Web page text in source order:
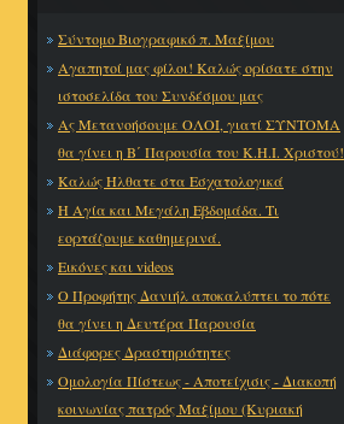
Σύντομο Βιογραφικό π. Μαξίμου
Αγαπητοί μας φίλοι! Καλώς ορίσατε στην
ιστοσελίδα του Συνδέσμου μας
Ας Μετανοήσουμε ΟΛΟΙ, γιατί ΣΥΝΤΟΜΑ
θα γίνει η Β΄ Παρουσία του Κ.Η.Ι. Χριστού!
Καλώς Ήλθατε στα Εσχατολογικά
Η Αγία και Μεγάλη Εβδομάδα. Τι
εορτάζουμε καθημερινά.
Εικόνες και videos
Ο Προφήτης Δανιήλ αποκαλύπτει το πότε
θα γίνει η Δευτέρα Παρουσία
Διάφορες Δραστηριότητες
Ομολογία Πίστεως - Αποτείχισις - Διακοπή
κοινωνίας πατρός Μαξίμου (Κυριακή